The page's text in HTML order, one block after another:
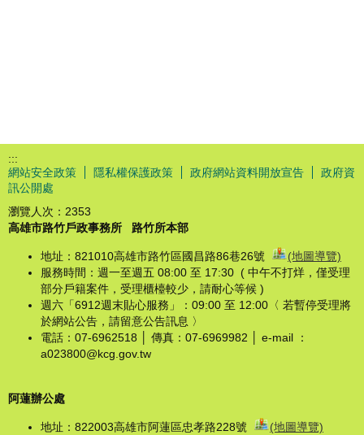
:::
網站安全政策
隱私權保護政策 政府網站資料開放宣告
政府資
訊公開處
瀏覽人次： 2353
高雄市路竹戶政事務所
路竹所本部
地址：821010高雄市路竹區國昌路86巷26號
(地圖導覽)
服務時間：週一至週五 08:00 至 17:30 ( 中午不打烊，僅受理
部分戶籍案件，受理櫃檯較少，請耐心等候 )
週六「6912週末貼心服務」：09:00 至 12:00〈 若暫停受理將
於網站公告，請留意公告訊息 〉
電話：07-6962518 │ 傳真：07-6969982 │ e-mail ：
a023800@kcg.gov.tw
阿蓮辦公處
地址：822003高雄市阿蓮區忠孝路228號
(地圖導覽)